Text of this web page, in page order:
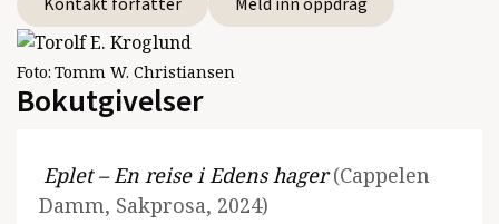
Foto: Tomm W. Christiansen
Bokutgivelser
Eplet – En reise i Edens hager(Cappelen
Damm, Sakprosa, 2024)